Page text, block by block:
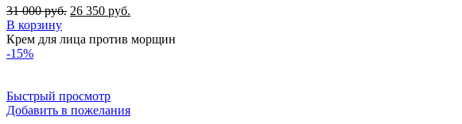
31 000руб. Первоначальная
составляла
26 350 руб.
26
В корзину
Крем для лица против морщин
-15%
Быстрый просмотр
Добавить в пожелания